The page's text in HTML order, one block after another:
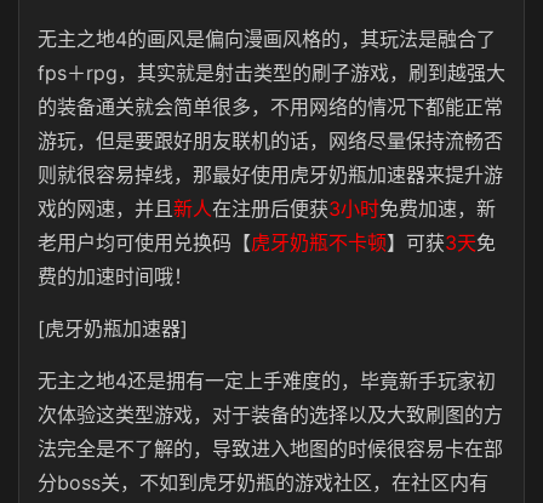
无主之地4的画风是偏向漫画风格的，其玩法是融合了
fps＋rpg，其实就是射击类型的刷子游戏，刷到越强大
的装备通关就会简单很多，不用网络的情况下都能正常
游玩，但是要跟好朋友联机的话，网络尽量保持流畅否
则就很容易掉线，那最好使用虎牙奶瓶加速器来提升游
戏的网速， 并且新人在注册后便获3小时免费加速，新
老用户均可使用兑换码【虎牙奶瓶不卡顿】可获3天免
费的加速时间哦！
[虎牙奶瓶加速器]
无主之地4还是拥有一定上手难度的，毕竟新手玩家初
次体验这类型游戏，对于装备的选择以及大致刷图的方
法完全是不了解的，导致进入地图的时候很容易卡在部
分boss关，不如到虎牙奶瓶的游戏社区，在社区内有